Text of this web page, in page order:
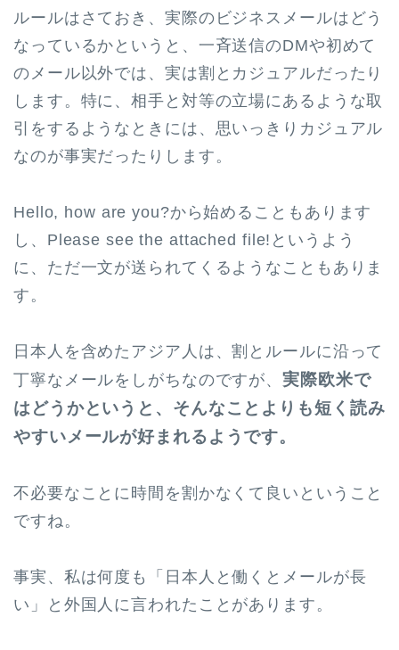
ルールはさておき、実際のビジネスメールはどう
なっているかというと、一斉送信のDMや初めて
のメール以外では、実は割とカジュアルだったり
します。特に、相手と対等の立場にあるような取
引をするようなときには、思いっきりカジュアル
なのが事実だったりします。
Hello, how are you?から始めることもあります
し、Please see the attached file!というよう
に、ただ一文が送られてくるようなこともありま
す。
日本人を含めたアジア人は、割とルールに沿って
丁寧なメールをしがちなのですが、実際欧米で
はどうかというと、そんなことよりも短く読み
やすいメールが好まれるようです。
不必要なことに時間を割かなくて良いということ
ですね。
事実、私は何度も「日本人と働くとメールが長
い」と外国人に言われたことがあります。